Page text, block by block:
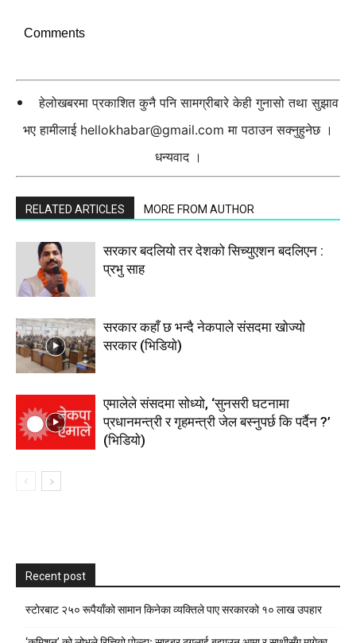
Comments
हेलोखबरमा प्रकाशित कुनै पनि सामग्रीबारे केही गुनासो तथा सुझाव
भए हामीलाई hellokhabar@gmail.com मा पठाउन सक्नुहुनेछ ।
धन्यवाद ।
RELATED ARTICLES MORE FROM AUTHOR
सरकार बदलियो तर देशको सिच्युएशन बदलिएन :
प्रभु साह
सरकार कहाँ छ भन्दै नेकपाले संसदमा खोज्यो
सरकार (भिडियाे)
एमालेले संसदमा सोध्यो, ‘सुनसरी घटनामा
प्रधानमन्त्री र गृहमन्त्री जेल बस्नुपर्छ कि पर्दैन ?’
(भिडियाे)
Recent post
स्टाेरबाट २५० रूपैयाँको सामान किनेका व्यक्तिले पाए सरकारको १० लाख उपहार